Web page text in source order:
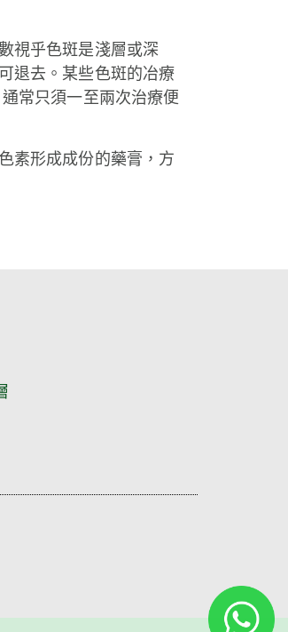
視乎色斑是淺層或深
退去。某些色斑的冶療
常只須一至兩次治療便
素形成成份的藥膏，方